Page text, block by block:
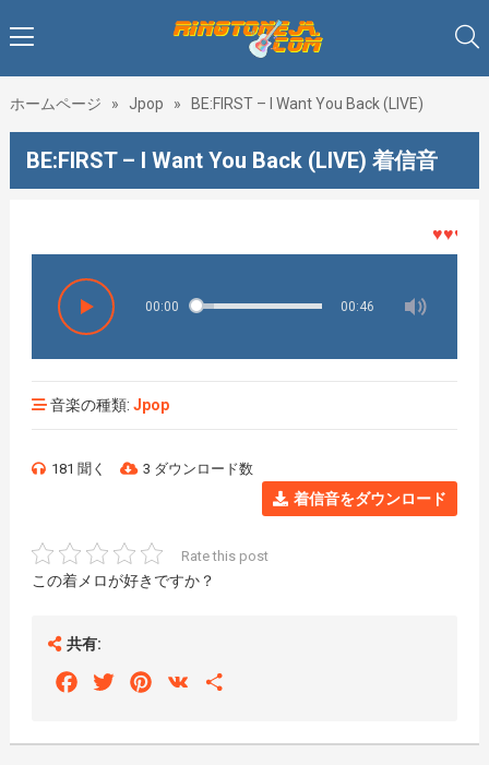
ホームページ » Jpop » BE:FIRST – I Want You Back (LIVE)
BE:FIRST – I Want You Back (LIVE) 着信音
♥♥♥着メ
00:00 00:46
音楽の種類: Jpop
181 聞く 3 ダウンロード数
着信音をダウンロード
Rate this post
この着メロが好きですか？
共有:
FacebookTwitterPinterest
VK